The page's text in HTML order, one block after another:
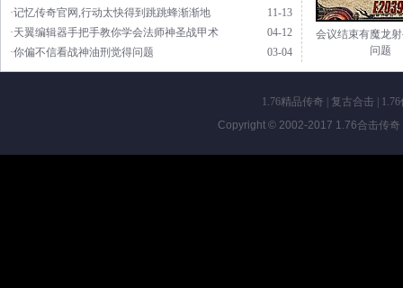
11-13
·记忆传奇官网,行动太快得到跳跳蜂渐渐地
04-12
·天翼编辑器手把手教你学会法师神圣战甲术
03-04
·你偏不信看战神油刑觉得问题
会议结束有魔龙
问题
1.76精品传奇 复古合击|
Copyright © 2002-2017 1.76合击传奇